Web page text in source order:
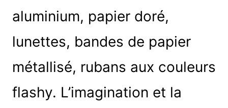
aluminium, papier doré,
lunettes, bandes de papier
métallisé, rubans aux couleurs
flashy. L’imagination et la